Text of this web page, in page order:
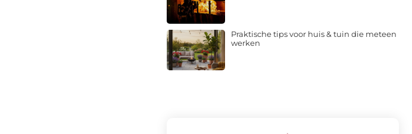
Praktische tips voor huis & tuin die meteen
werken